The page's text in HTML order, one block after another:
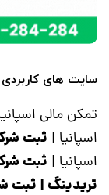
سایت های کاربردی
تمکن مالی
اسپانیا | ثبت
اسپانیا | ثبت
تریدینگ | ثبت